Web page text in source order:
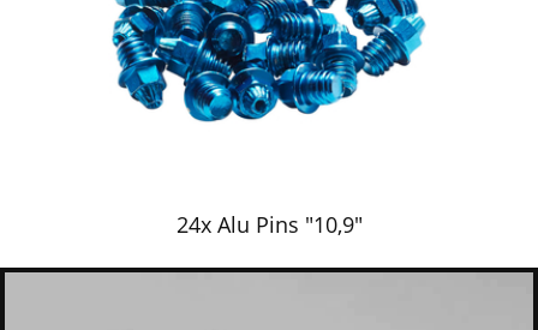
24x Alu Pins "10,9"